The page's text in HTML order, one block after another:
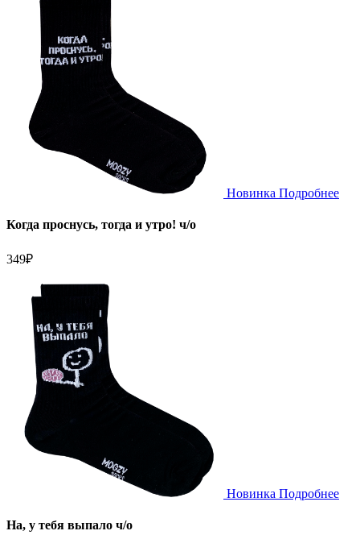
Новинка Подробнее
Когда проснусь, тогда и утро! ч/о
349₽
Новинка Подробнее
На, у тебя выпало ч/о